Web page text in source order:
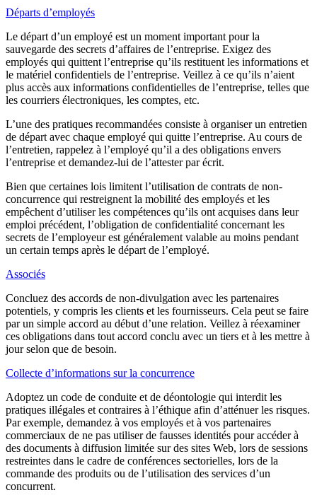
Départs d’employés
Le départ d’un employé est un moment important pour la
sauvegarde des secrets d’affaires de l’entreprise. Exigez des
employés qui quittent l’entreprise qu’ils restituent les informations et
le matériel confidentiels de l’entreprise. Veillez à ce qu’ils n’aient
plus accès aux informations confidentielles de l’entreprise, telles que
les courriers électroniques, les comptes, etc.
L’une des pratiques recommandées consiste à organiser un entretien
de départ avec chaque employé qui quitte l’entreprise. Au cours de
l’entretien, rappelez à l’employé qu’il a des obligations envers
l’entreprise et demandez-lui de l’attester par écrit.
Bien que certaines lois limitent l’utilisation de contrats de non-
concurrence qui restreignent la mobilité des employés et les
empêchent d’utiliser les compétences qu’ils ont acquises dans leur
emploi précédent, l’obligation de confidentialité concernant les
secrets de l’employeur est généralement valable au moins pendant
un certain temps après le départ de l’employé.
Associés
Concluez des accords de non-divulgation avec les partenaires
potentiels, y compris les clients et les fournisseurs. Cela peut se faire
par un simple accord au début d’une relation. Veillez à réexaminer
ces obligations dans tout accord conclu avec un tiers et à les mettre à
jour selon que de besoin.
Collecte d’informations sur la concurrence
Adoptez un code de conduite et de déontologie qui interdit les
pratiques illégales et contraires à l’éthique afin d’atténuer les risques.
Par exemple, demandez à vos employés et à vos partenaires
commerciaux de ne pas utiliser de fausses identités pour accéder à
des documents à diffusion limitée sur des sites Web, lors de sessions
restreintes dans le cadre de conférences sectorielles, lors de la
commande des produits ou de l’utilisation des services d’un
concurrent.